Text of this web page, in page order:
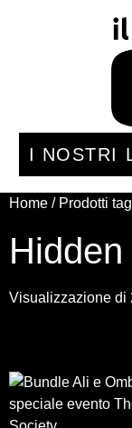
I NOSTRI
Home / Prodotti
Visualizzazione di